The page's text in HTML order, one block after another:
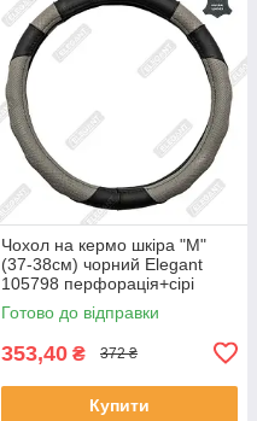
Чохол на кермо шкіра "М"
(37-38см) чорний Elegant
105798 перфорація+сірі
вставки/біла основа/1 шов
Готово до відправки
353,40 ₴ 372 ₴
Купити